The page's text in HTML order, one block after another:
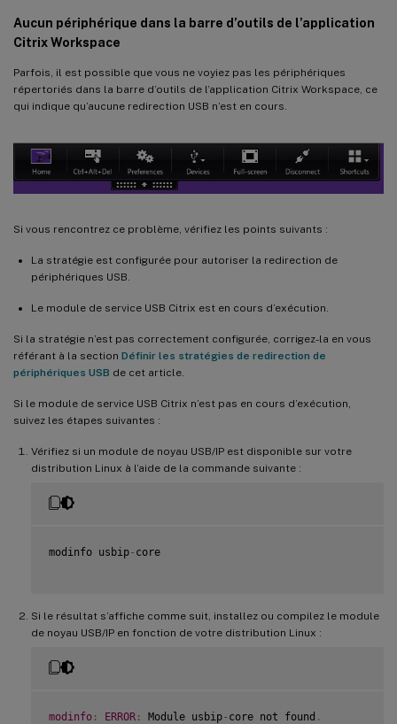
Aucun périphérique dans la barre d’outils de l’application
Citrix Workspace
Parfois, il est possible que vous ne voyiez pas les périphériques
répertoriés dans la barre d’outils de l’application Citrix Workspace, ce
qui indique qu’aucune redirection USB n’est en cours.
Si vous rencontrez ce problème, vérifiez les points suivants :
La stratégie est configurée pour autoriser la redirection de
périphériques USB.
Le module de service USB Citrix est en cours d’exécution.
Si la stratégie n’est pas correctement configurée, corrigez-la en vous
référant à la section Définir les stratégies de redirection de
périphériques USB de cet article.
Si le module de service USB Citrix n’est pas en cours d’exécution,
suivez les étapes suivantes :
Vérifiez si un module de noyau USB/IP est disponible sur votre
distribution Linux à l’aide de la commande suivante :
modinfo usbip- core
Si le résultat s’affiche comme suit, installez ou compilez le module
de noyau USB/IP en fonction de votre distribution Linux :
modinfo : ERROR : Module usbip- core not found .